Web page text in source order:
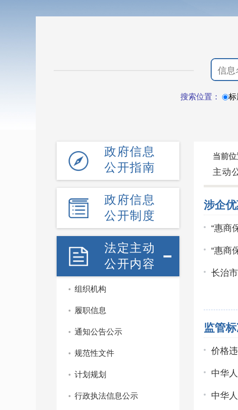
搜索位置： 标
政府信息
公开指南
政府信息
公开制度
法定主动
公开内容
组织机构
履职信息
通知公告公示
规范性文件
计划规划
行政执法信息公示
当前位
主动
涉企
“惠商
“惠商
长治
监管
价格
中华
中华